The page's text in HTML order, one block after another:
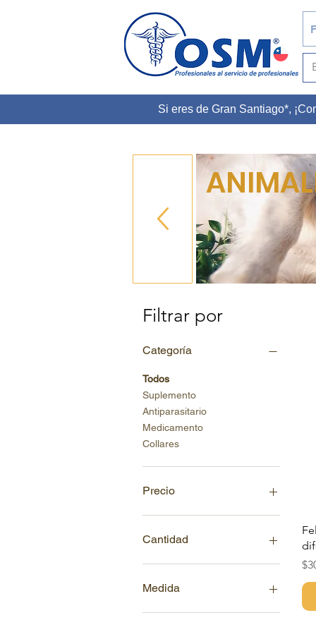
Si eres de Gran Santiago*,
Filtrar por
Categoría
Todos
Suplemento
Antiparasitario
Medicamento
Collares
Precio
100 CLP
Cantidad
10 Comprimidos
10ml
20ml
Medida
0